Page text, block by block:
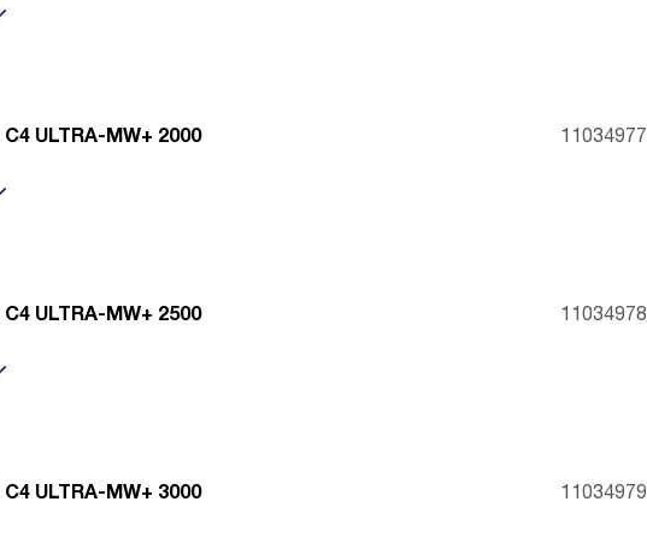
ULTRA-MW+ 2000 11034977
ULTRA-MW+ 2500 11034978
ULTRA-MW+ 3000 11034979